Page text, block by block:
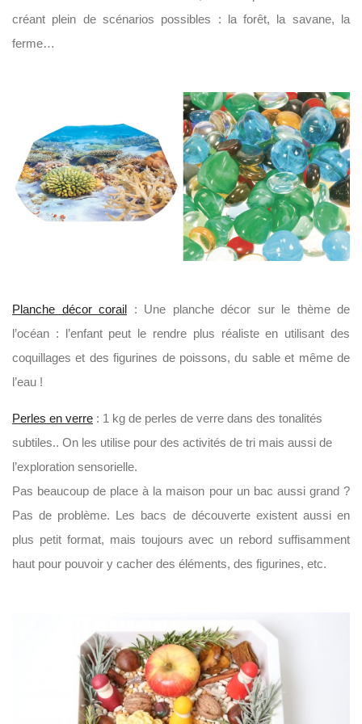
créant plein de scénarios possibles : la forêt, la savane, la
ferme…
Planche décor corail : Une planche décor sur le thème de
l’océan : l’enfant peut le rendre plus réaliste en utilisant des
coquillages et des figurines de poissons, du sable et même de
l’eau !
Perles en verre : 1 kg de perles de verre dans des tonalités
subtiles.. On les utilise pour des activités de tri mais aussi de
l’exploration sensorielle.
Pas beaucoup de place à la maison pour un bac aussi grand ?
Pas de problème. Les bacs de découverte existent aussi en
plus petit format, mais toujours avec un rebord suffisamment
haut pour pouvoir y cacher des éléments, des figurines, etc.